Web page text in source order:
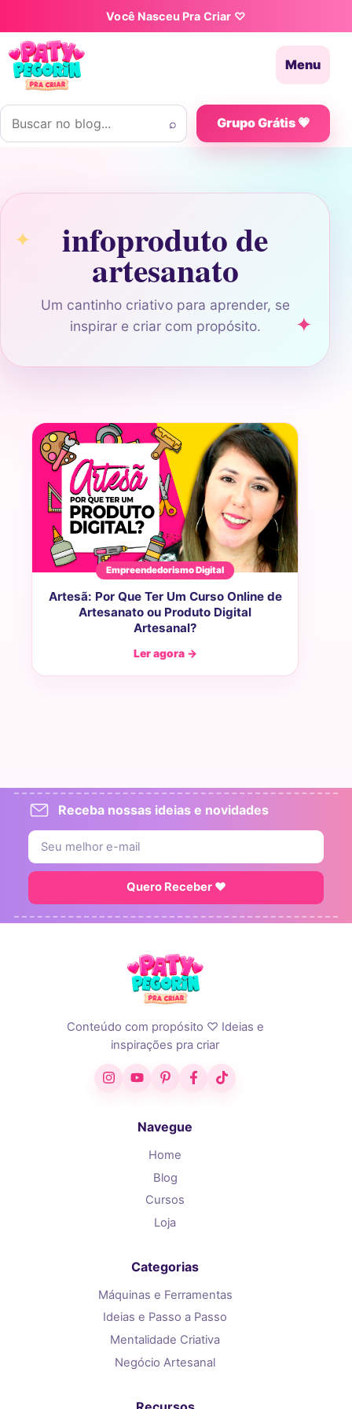
Pular para o conteúdoVocê Nasceu Pra Criar ♡
Menu
Buscar por:
⌕ Grupo Grátis 💗
infoproduto de
artesanato
Um cantinho criativo para aprender, se
inspirar e criar com propósito.
Empreendedorismo Digital
Artesã: Por Que Ter Um Curso Online de
Artesanato ou Produto Digital
Artesanal?
Ler agora →
Receba nossas ideias e novidades
Quero Receber ♥
Conteúdo com propósito ♡ Ideias e
inspirações pra criar
InstagramYouTubePinterestFacebook
TikTok
Navegue
Home
Blog
Cursos
Loja
Categorias
Máquinas e Ferramentas
Ideias e Passo a Passo
Mentalidade Criativa
Negócio Artesanal